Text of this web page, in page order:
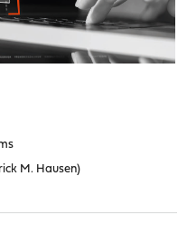
M. Hausen)